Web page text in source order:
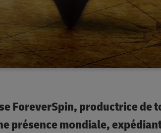
ForeverSpin, productrice de
présence mondiale,